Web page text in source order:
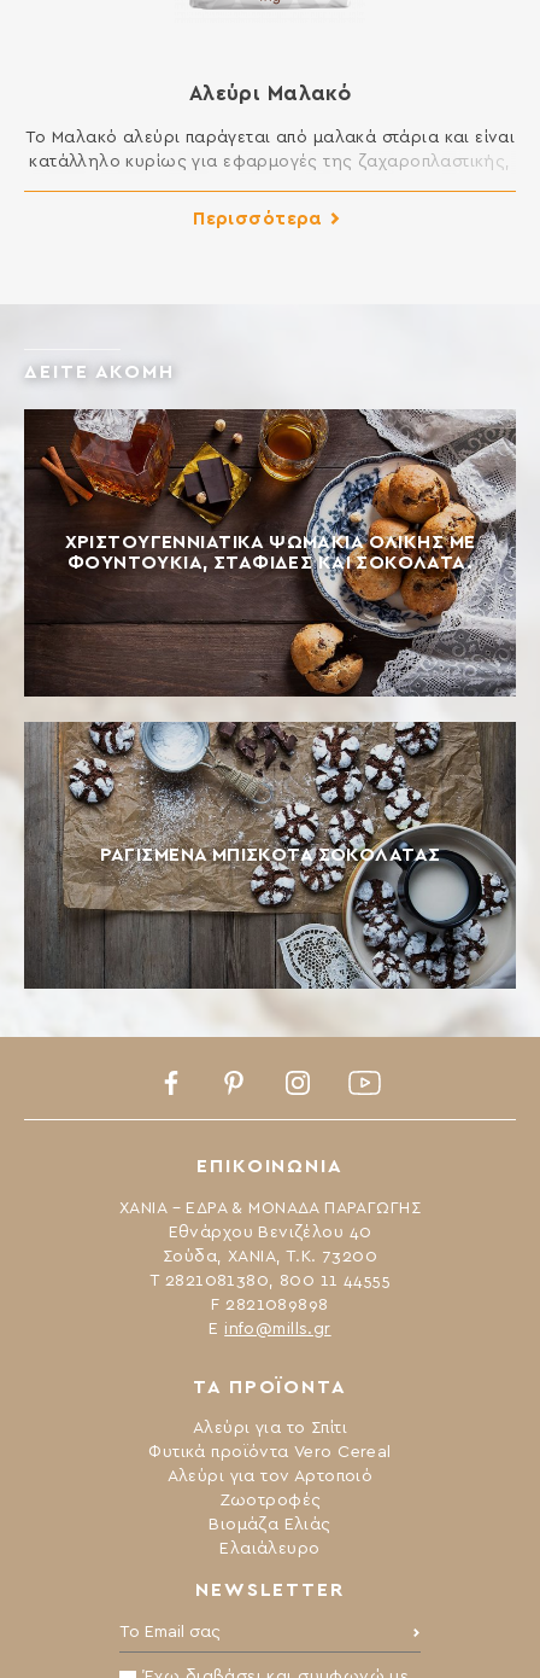
Αλεύρι Μαλακό
Το Μαλακό αλεύρι παράγεται από μαλακά στάρια και είναι
κατάλληλο κυρίως για εφαρμογές της ζαχαροπλαστικής,
για πολλά γλυκά, όπως κέικ, μελομακάρονα,
Περισσότερα
ΔΕΙΤΕ ΑΚΟΜΗ
ΧΡΙΣΤΟΥΓΕΝΝΙΆΤΙΚΑ ΨΩΜΆΚΙΑ ΟΛΙΚΉΣ ΜΕ
ΦΟΥΝΤΟΎΚΙΑ, ΣΤΑΦΊΔΕΣ ΚΑΙ ΣΟΚΟΛΆΤΑ.
ΡΑΓΙΣΜΈΝΑ ΜΠΙΣΚΌΤΑ ΣΟΚΟΛΆΤΑΣ
NEWSLETTER
Το Email σας:
ΤΑ ΠΡΟΪΟΝΤΑ
Αλεύρι για το Σπίτι
Φυτικά προϊόντα Vero Cereal
Αλεύρι για τον Αρτοποιό
Ζωοτροφές
Βιομάζα Ελιάς
Ελαιάλευρο
ΕΠΙΚΟΙΝΩΝΙΑ
ΧΑΝΙΑ – ΕΔΡΑ & ΜΟΝΑΔΑ ΠΑΡΑΓΩΓΗΣ
Εθνάρχου Βενιζέλου 40
Σούδα, ΧΑΝΙΑ, Τ.Κ. 73200
Τ 2821081380, 800 11 44555
F 2821089898
Ε info@mills.gr
FacebookPinterestInstagramYoutube